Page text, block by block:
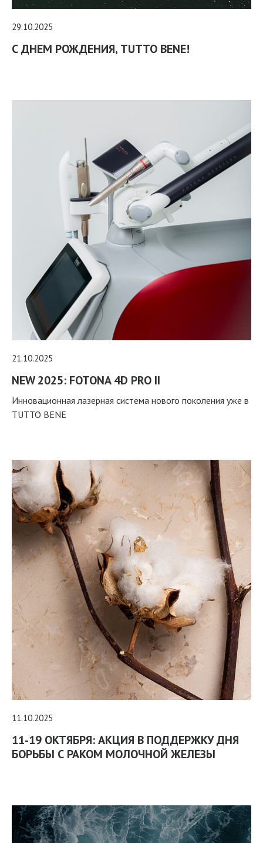
29.10.2025
С ДНЕМ РОЖДЕНИЯ, TUTTO BENE!
21.10.2025
NEW 2025: FOTONA 4D PRO II
Инновационная лазерная система нового поколения уже в
TUTTO BENE
11.10.2025
11-19 ОКТЯБРЯ: АКЦИЯ В ПОДДЕРЖКУ ДНЯ
БОРЬБЫ С РАКОМ МОЛОЧНОЙ ЖЕЛЕЗЫ